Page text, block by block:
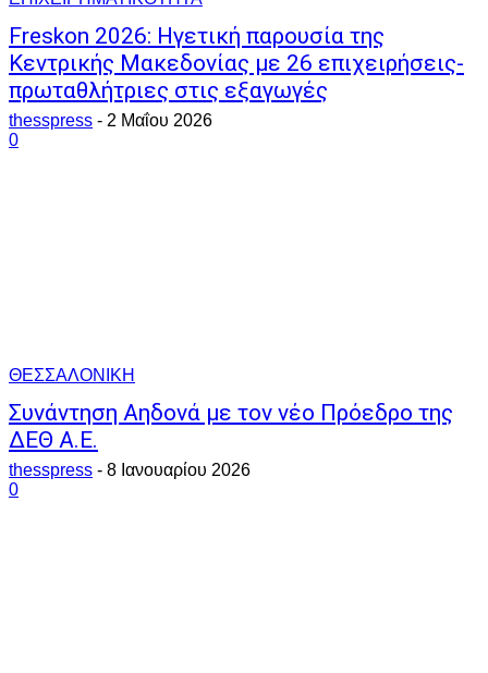
Freskon 2026: Ηγετική παρουσία της
Κεντρικής Μακεδονίας με 26 επιχειρήσεις-
πρωταθλήτριες στις εξαγωγές
thesspress - 2 Μαΐου 2026
0
ΘΕΣΣΑΛΟΝΙΚΗ
Συνάντηση Αηδονά με τον νέο Πρόεδρο της
ΔΕΘ Α.Ε.
thesspress - 8 Ιανουαρίου 2026
0